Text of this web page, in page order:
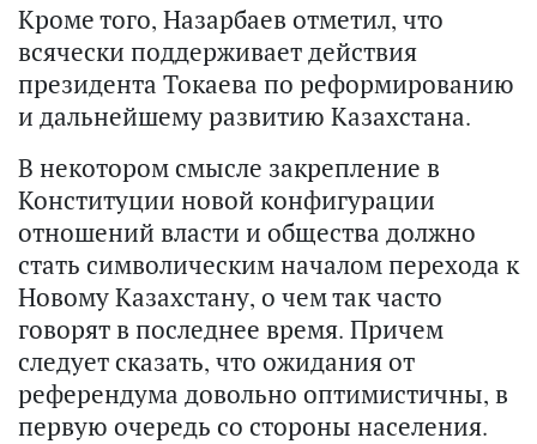
Кроме того, Назарбаев отметил, что
всячески поддерживает действия
президента Токаева по реформированию
и дальнейшему развитию Казахстана.
В некотором смысле закрепление в
Конституции новой конфигурации
отношений власти и общества должно
стать символическим началом перехода к
Новому Казахстану, о чем так часто
говорят в последнее время. Причем
следует сказать, что ожидания от
референдума довольно оптимистичны, в
первую очередь со стороны населения.